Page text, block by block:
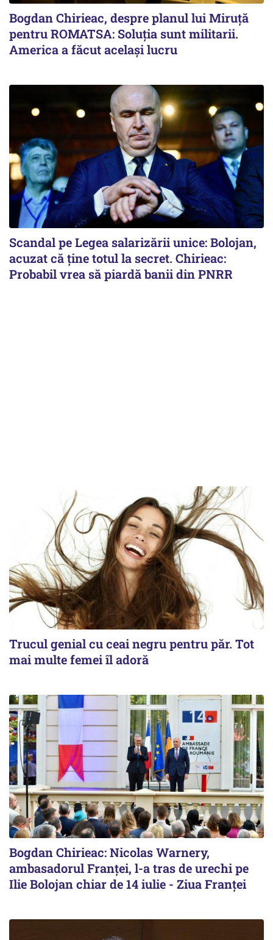
Bogdan Chirieac, despre planul lui Miruță
pentru ROMATSA: Soluția sunt militarii.
America a făcut același lucru
Scandal pe Legea salarizării unice: Bolojan,
acuzat că ține totul la secret. Chirieac:
Probabil vrea să piardă banii din PNRR
Trucul genial cu ceai negru pentru păr. Tot
mai multe femei îl adoră
Bogdan Chirieac: Nicolas Warnery,
ambasadorul Franței, l-a tras de urechi pe
Ilie Bolojan chiar de 14 iulie - Ziua Franței